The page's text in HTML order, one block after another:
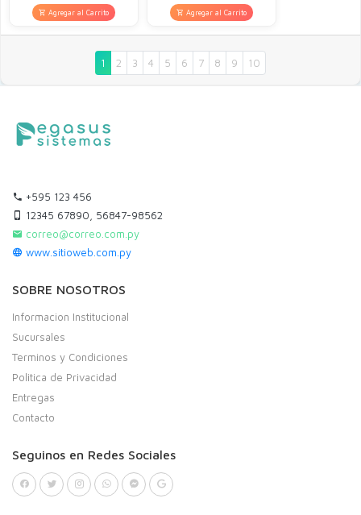
Agregar al Carrito Agregar al Carrito
1 2 3 4 5 6 7 8 9 10
+595 123 456
12345 67890, 56847-98562
correo@correo.com.py
www.sitioweb.com.py
SOBRE NOSOTROS
Informacion Institucional
Sucursales
Terminos y Condiciones
Politica de Privacidad
Entregas
Contacto
Seguinos en Redes Sociales